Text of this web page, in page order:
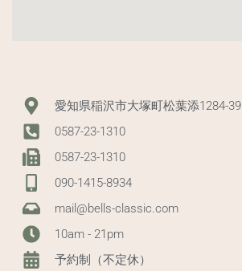
愛知県稲沢市大塚町松葉添1284-39
0587-23-1310
0587-23-1310
090-1415-8934
mail@bells-classic.com
10am - 21pm
予約制（不定休）